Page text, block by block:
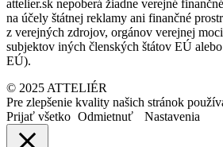
attelier.sk nepoberá žiadne verejné
na účely štátnej reklamy ani finančné
z verejných zdrojov, orgánov verejnej
subjektov iných členských štátov EÚ
EÚ).
© 2025 ATTELIÉR
Pre zlepšenie kvality našich stránok
Prijať všetko Odmietnuť Nastavenia